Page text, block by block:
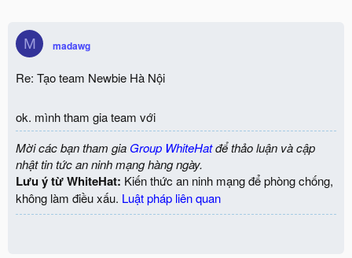
M madawg
Re: Tạo team Newbie Hà Nội
ok. mình tham gia team với
Mời các bạn tham gia Group WhiteHatđể thảo luận và cập
nhật tin tức an ninh mạng hàng ngày.
Lưu ý từ WhiteHat: Kiến thức an ninh mạng để phòng chống,
không làm điều xấu. Luật pháp liên quan